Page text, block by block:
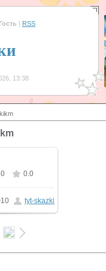
Гость | RSS
13:38
0 0.0
tyt-skazki